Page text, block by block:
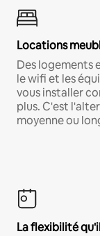
Locations
Des logements
le wifi et les
vous installer
plus. C'est
moyenne ou
La flexibilité